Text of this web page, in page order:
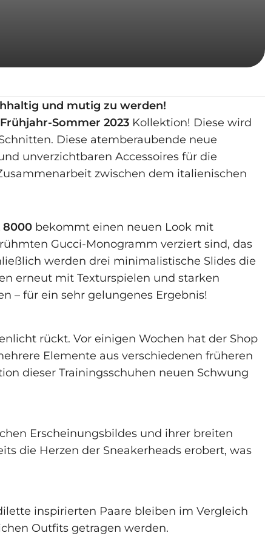
und mutig zu werden!
Frühjahr-Sommer 2023 Kollektion! Diese wird
Diese atemberaubende neue
unverzichtbaren Accessoires für die
zwischen dem italienischen
8000 bekommt einen neuen Look mit
Gucci-Monogramm verziert sind, das
werden drei minimalistische Slides die
erneut mit Texturspielen und starken
– für ein sehr gelungenes Ergebnis!
rückt. Vor einigen Wochen hat der Shop
Elemente aus verschiedenen früheren
dieser Trainingsschuhen neuen Schwung
Erscheinungsbildes und ihrer breiten
die Herzen der Sneakerheads erobert, was
inspirierten Paare bleiben im Vergleich
Outfits getragen werden.